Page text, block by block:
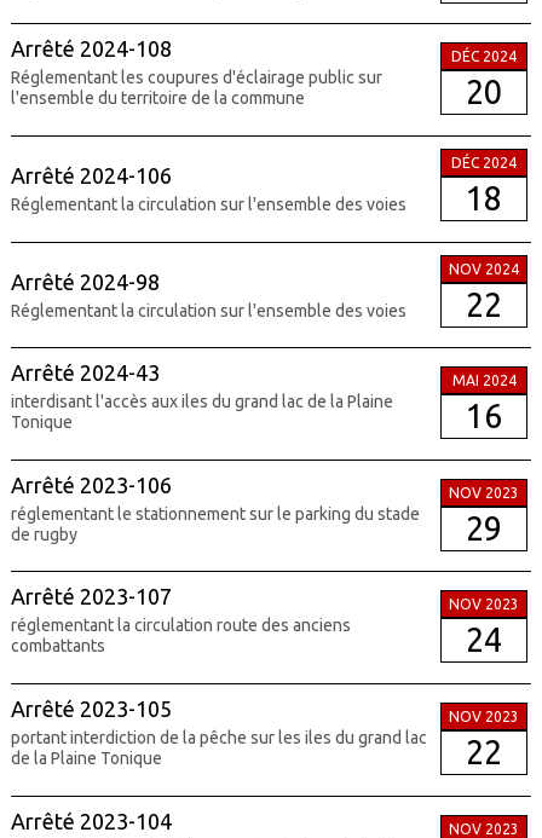
Arrêté 2024-108
Réglementant les coupures d'éclairage public sur
l'ensemble du territoire de la commune
DÉC 2024
20
Arrêté 2024-106
Réglementant la circulation sur l'ensemble des voies
DÉC 2024
18
Arrêté 2024-98
Réglementant la circulation sur l'ensemble des voies
NOV 2024
22
Arrêté 2024-43
interdisant l'accès aux iles du grand lac de la Plaine
Tonique
MAI 2024
16
Arrêté 2023-106
réglementant le stationnement sur le parking du stade
de rugby
NOV 2023
29
Arrêté 2023-107
réglementant la circulation route des anciens
combattants
NOV 2023
24
Arrêté 2023-105
portant interdiction de la pêche sur les iles du grand lac
de la Plaine Tonique
NOV 2023
22
Arrêté 2023-104 NOV 2023